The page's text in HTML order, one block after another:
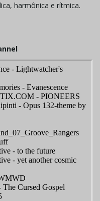
harmônica e rítmica.